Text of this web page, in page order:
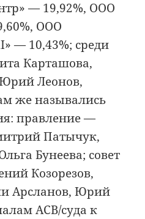
— 19,92%, ООО
ООО
— 10,43%; среди
Карташова,
Леонов,
же назывались
правление —
Патычук,
Бунеева; совет
Козорезов,
Арсланов, Юрий
АСВ/суда к